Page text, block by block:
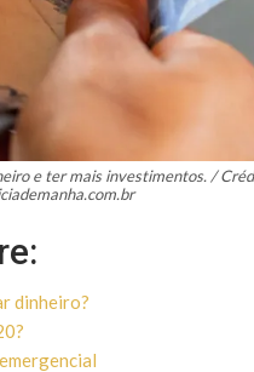
e ter mais investimentos. /
dinheiro?